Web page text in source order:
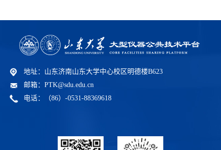
地址：山东济南山东大学中心校区明德楼B623
邮箱：PTK@sdu.edu.cn
电话：（86）-0531-88369618